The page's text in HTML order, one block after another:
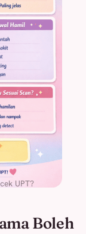
UPT?
Boleh